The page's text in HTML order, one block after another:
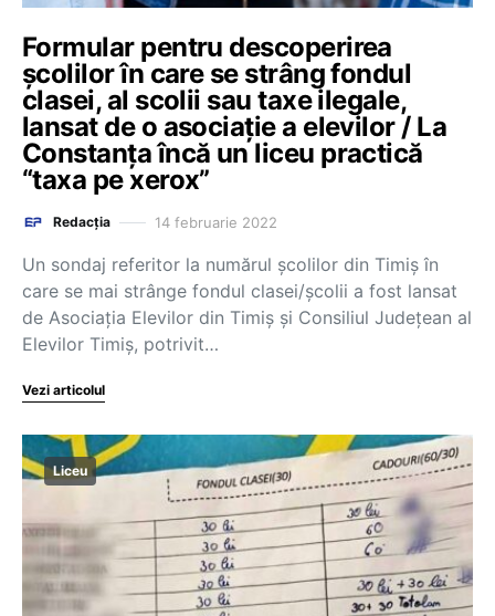
Formular pentru descoperirea
școlilor în care se strâng fondul
clasei, al scolii sau taxe ilegale,
lansat de o asociație a elevilor / La
Constanța încă un liceu practică
“taxa pe xerox”
Redacția 14 februarie 2022
Un sondaj referitor la numărul școlilor din Timiș în
care se mai strânge fondul clasei/școlii a fost lansat
de Asociația Elevilor din Timiș și Consiliul Județean al
Elevilor Timiș, potrivit…
Vezi articolul
Liceu